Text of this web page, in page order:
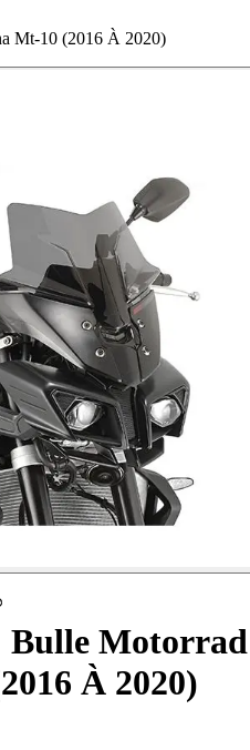
Mt-10 (2016 À 2020)
Bulle Motorrad
À 2020)